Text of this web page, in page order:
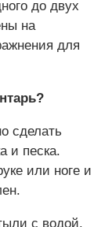
до двух
на
для
сделать
и песка.
или ноге и
с водой.